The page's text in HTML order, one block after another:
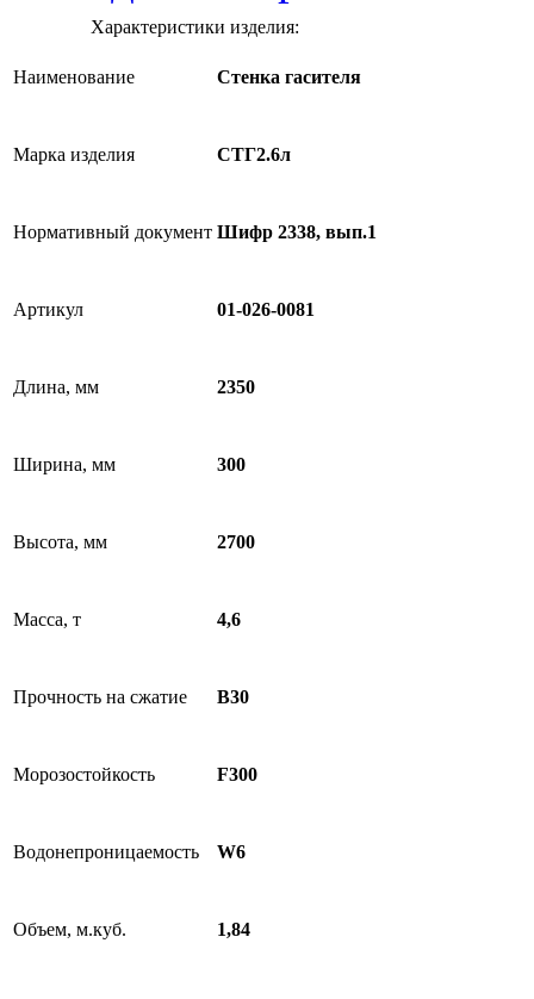
Характеристики изделия:
Наименование Стенка гасителя
Марка изделия СТГ2.6л
Нормативный документ Шифр 2338, вып.1
Артикул 01-026-0081
Длина, мм 2350
Ширина, мм 300
Высота, мм 2700
Масса, т 4,6
Прочность на сжатие B30
Морозостойкость F300
Водонепроницаемость W6
Объем, м.куб. 1,84